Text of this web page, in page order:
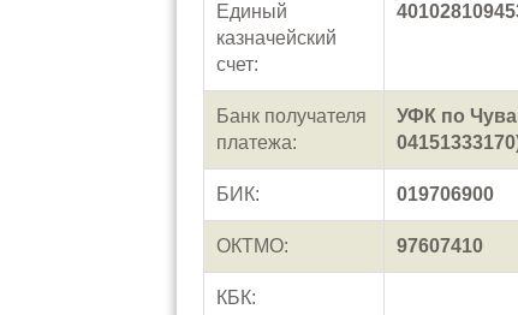
Единый
казначейский
счет:
Банк получателя
платежа:
УФК по
БИК: 019706900
ОКТМО: 97607410
КБК: